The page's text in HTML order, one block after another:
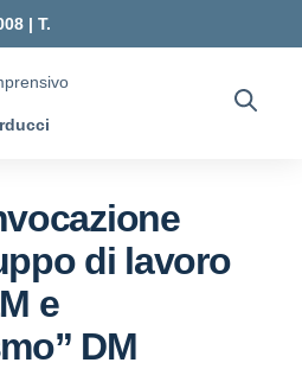
| T.
di lavoro
e
DM